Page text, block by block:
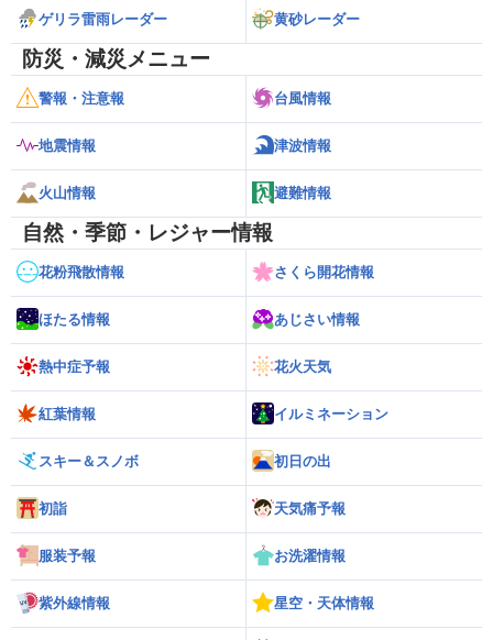
ゲリラ雷雨レーダー 黄砂レーダー
防災・減災メニュー
警報・注意報 台風情報
地震情報 津波情報
火山情報 避難情報
自然・季節・レジャー情報
花粉飛散情報 さくら開花情報
ほたる情報 あじさい情報
熱中症予報 花火天気
紅葉情報 イルミネーション
スキー＆スノボ 初日の出
初詣 天気痛予報
服装予報 お洗濯情報
紫外線情報 星空・天体情報